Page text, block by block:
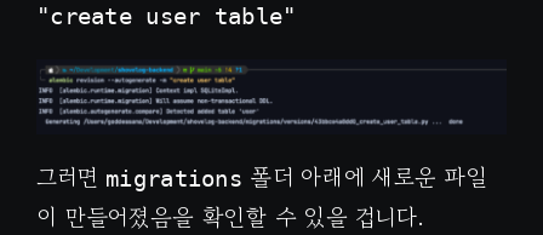
"create user table"
그러면 migrations 폴더 아래에 새로운 파일
이 만들어졌음을 확인할 수 있을 겁니다.